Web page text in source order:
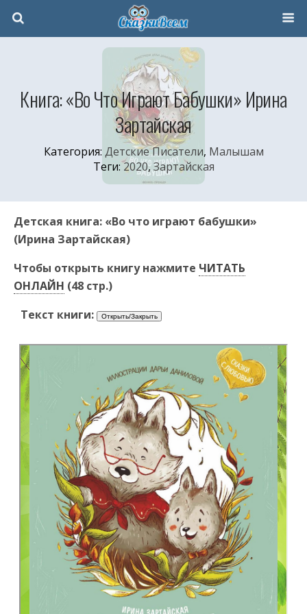
Книга: «Во Что Играют Бабушки» Ирина
Зартайская
Категория: Детские Писатели, Малышам
Теги:2020,Зартайская
Детская книга: «Во что играют бабушки»
(Ирина Зартайская)
Чтобы открыть книгу нажмите ЧИТАТЬ
ОНЛАЙН (48 стр.)
Текст книги: